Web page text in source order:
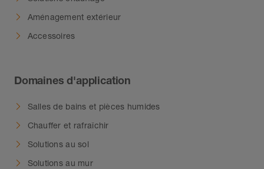
Aménagement extérieur
Accessoires
Domaines d'application
Salles de bains et pièces humides
Chauffer et rafraîchir
Solutions au sol
Solutions au mur